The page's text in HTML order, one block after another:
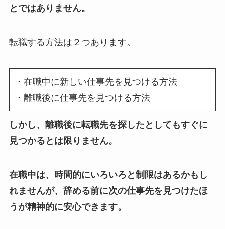
とではありません。
転職する方法は２つあります。
・在職中に新しい仕事先を見つける方法
・離職後に仕事先を見つける方法
しかし、離職後に転職先を探したとしてもすぐに
見つかるとは限りません。
在職中は、時間的にいろいろと制限はあるかもし
れませんが、辞める前に次の仕事先を見つけたほ
うが精神的に安心できます。